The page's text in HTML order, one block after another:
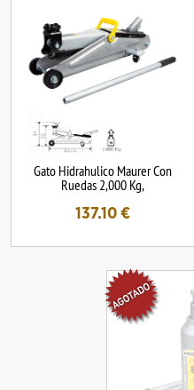
Gato Hidrahulico Maurer Con
Ruedas 2,000 Kg,
137.10€